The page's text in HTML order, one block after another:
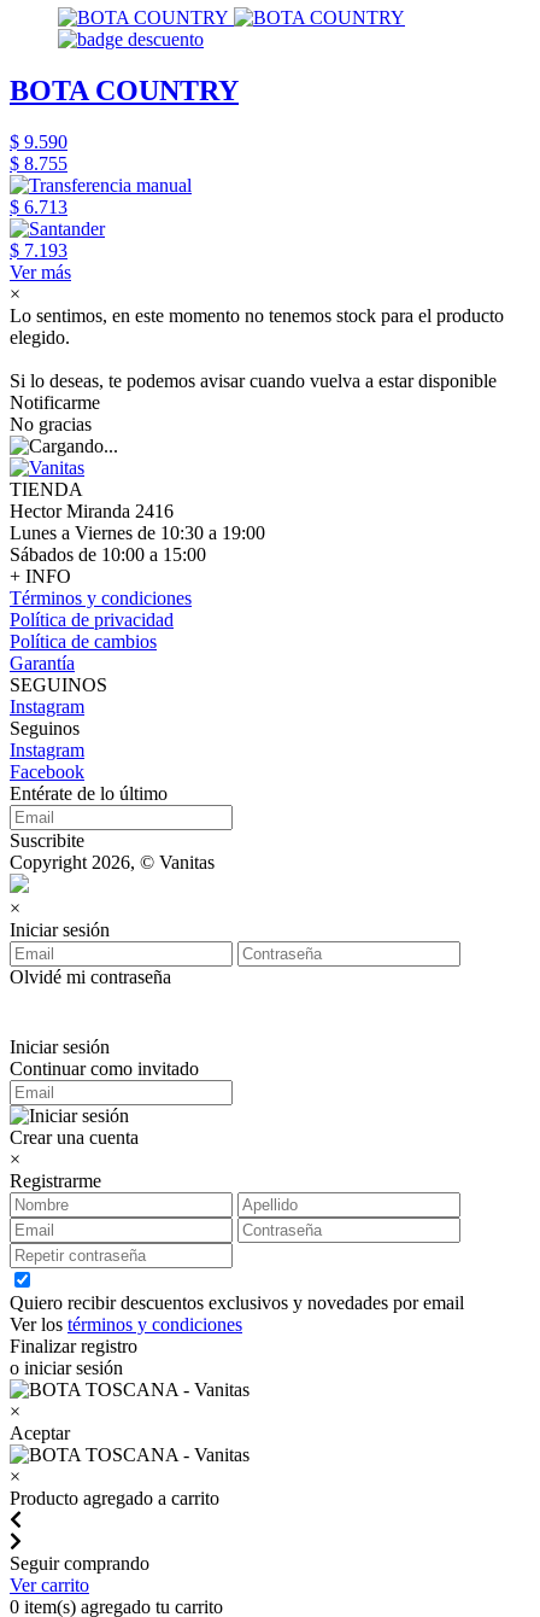
BOTA COUNTRY
$ 9.590
$ 8.755
$ 6.713
$ 7.193
Ver más
×
Lo sentimos, en este momento no tenemos stock para el producto
elegido.
Si lo deseas, te podemos avisar cuando vuelva a estar disponible
Notificarme
No gracias
TIENDA
Hector Miranda 2416
Lunes a Viernes de 10:30 a 19:00
Sábados de 10:00 a 15:00
+ INFO
Términos y condiciones
Política de privacidad
Política de cambios
Garantía
SEGUINOS
Instagram
Seguinos
Instagram
Facebook
Entérate de lo último
Suscribite
Copyright 2026, © Vanitas
×
Iniciar sesión
Olvidé mi contraseña
Iniciar sesión
Continuar como invitado
Crear una cuenta
×
Registrarme
Quiero recibir descuentos exclusivos y novedades por email
Ver los términos y condiciones
Finalizar registro
o iniciar sesión
×
Aceptar
×
Producto agregado a carrito
Seguir comprando
Ver carrito
0 item(s) agregado tu carrito